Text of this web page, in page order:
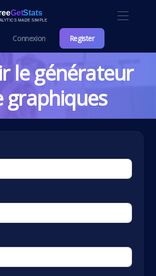
Connexion Register
le générateur
graphiques